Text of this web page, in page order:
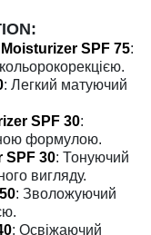
SPF 75:
: Легкий матуючий
SPF 30:
формулою.
SPF 30: Тонуючий
вигляду.
: Зволожуючий
: Освіжаючий